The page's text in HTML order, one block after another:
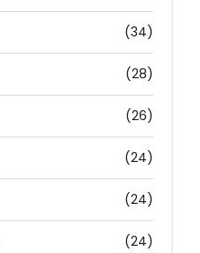
(34)
(28)
(26)
(24)
(24)
(24)